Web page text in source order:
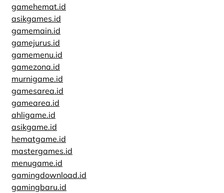
gamehemat.id
asikgames.id
gamemain.id
gamejurus.id
gamemenu.id
gamezona.id
murnigame.id
gamesarea.id
gamearea.id
ahligame.id
asikgame.id
hematgame.id
mastergames.id
menugame.id
gamingdownload.id
gamingbaru.id